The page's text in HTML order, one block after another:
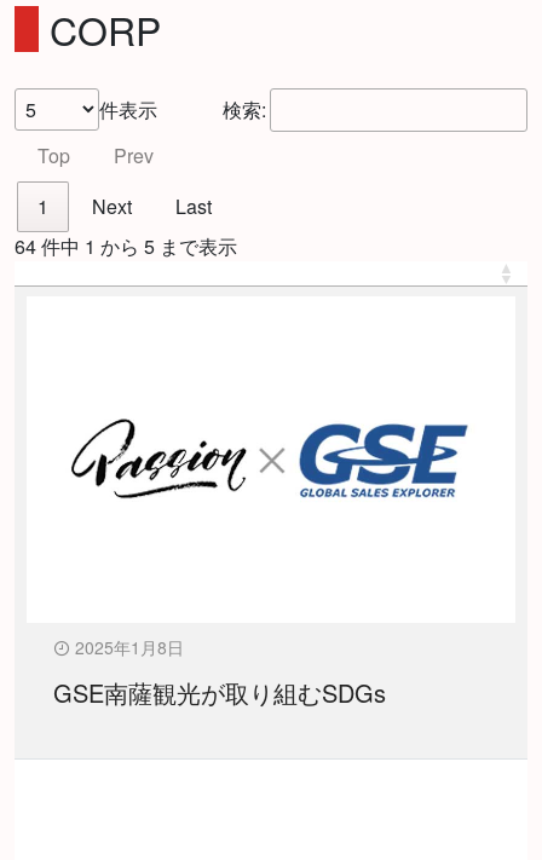
CORP
件表示
検索:
Top
Prev
1
Next
Last
64 件中 1 から 5 まで表示
2025年1月8日
GSE南薩観光が取り組むSDGs